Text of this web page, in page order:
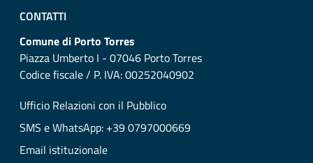
CONTATTI
Comune di Porto Torres
Piazza Umberto I - 07046 Porto Torres
Codice fiscale / P. IVA: 00252040902
Ufficio Relazioni con il Pubblico
SMS e WhatsApp: +39 0797000669
Email istituzionale